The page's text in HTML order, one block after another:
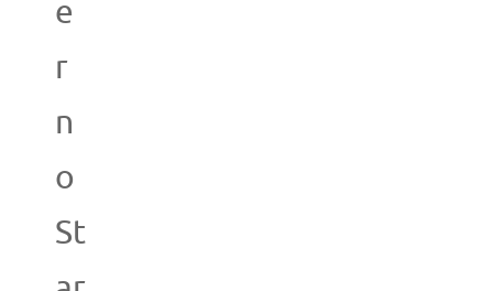
e
r
n
o
St